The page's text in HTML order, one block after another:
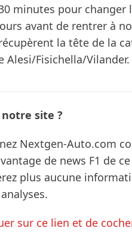
minutes pour changer
avant de rentrer à
la tête de la
Alesi/Fisichella/Vilander.
site ?
Nextgen-Auto.com
de news F1 de
plus aucune
sur ce lien et de